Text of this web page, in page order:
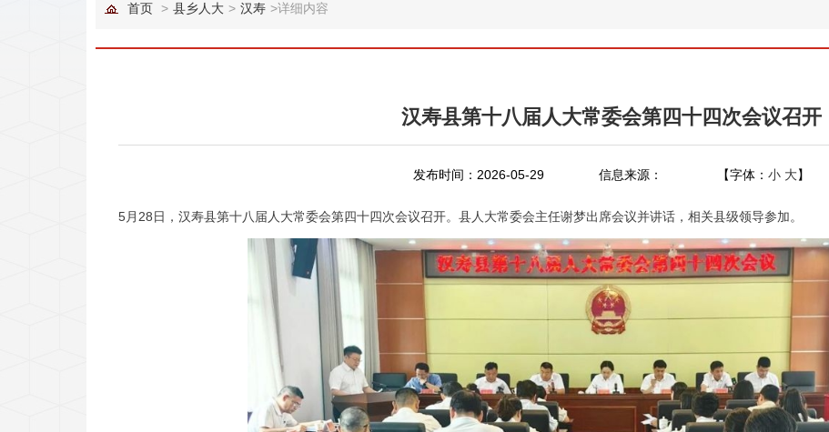
首页 > 县乡人大 > 汉寿 >详细内容
汉寿县第十八届人大常委会第四十四次会议召开
发布时间：2026-05-29 信息来源： 【字体： 小 大】
5月28日，汉寿县第十八届人大常委会第四十四次会议召开。县人大常委会主任谢梦出席会议并讲话，相关县级领导参加。